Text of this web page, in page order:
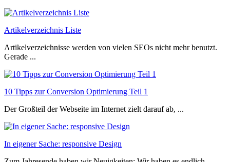
Artikelverzeichnis Liste
Artikelverzeichnisse werden von vielen SEOs nicht mehr benutzt.
Gerade ...
10 Tipps zur Conversion Optimierung Teil 1
Der Großteil der Webseite im Internet zielt darauf ab, ...
In eigener Sache: responsive Design